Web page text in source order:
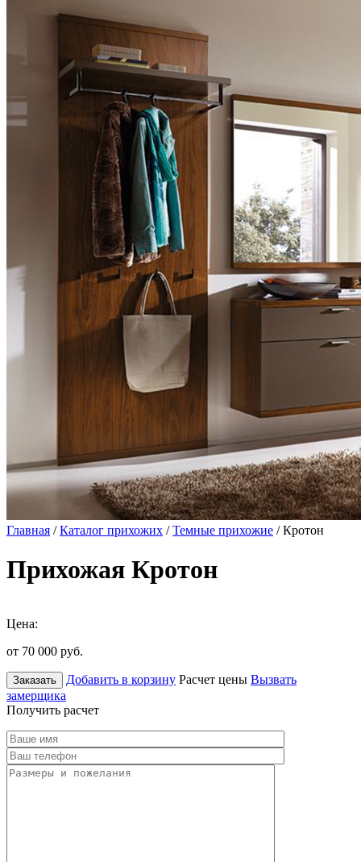
Главная /Каталог прихожих /Темные прихожие / Кротон
Прихожая Кротон
Цена:
от 70 000 руб.
Заказать Добавить в корзину Расчет цены Вызвать
замерщика
Получить расчет